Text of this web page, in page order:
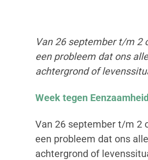
Van 26 september t/m 2
een probleem dat ons
achtergrond of
Week tegen
Van 26 september t/m 2
een probleem dat ons
achtergrond of